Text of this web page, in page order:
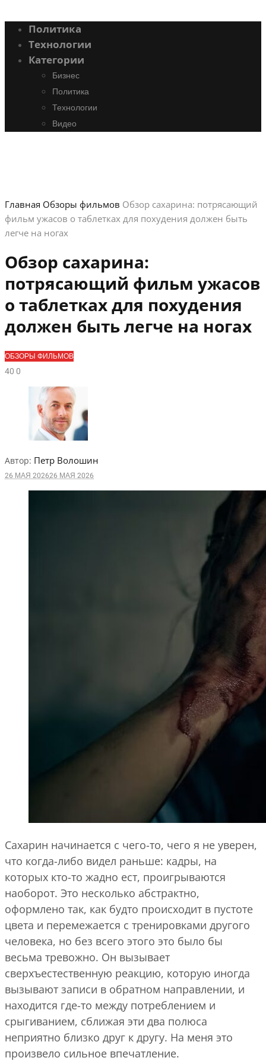
Политика
Технологии
Категории
Бизнес
Политика
Технологии
Видео
Главная Обзоры фильмов Обзор сахарина: потрясающий
фильм ужасов о таблетках для похудения должен быть
легче на ногах
Обзор сахарина:
потрясающий фильм ужасов
о таблетках для похудения
должен быть легче на ногах
ОБЗОРЫ ФИЛЬМОВ
400
Автор: Петр Волошин
26 МАЯ 202626 МАЯ 2026
Сахарин начинается с чего-то, чего я не уверен,
что когда-либо видел раньше: кадры, на
которых кто-то жадно ест, проигрываются
наоборот. Это несколько абстрактно,
оформлено так, как будто происходит в пустоте
цвета и перемежается с тренировками другого
человека, но без всего этого это было бы
весьма тревожно. Он вызывает
сверхъестественную реакцию, которую иногда
вызывают записи в обратном направлении, и
находится где-то между потреблением и
срыгиванием, сближая эти два полюса
неприятно близко друг к другу. На меня это
произвело сильное впечатление.